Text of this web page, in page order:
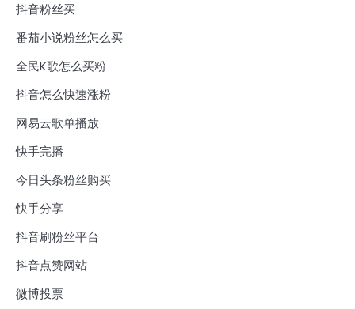
抖音粉丝买
番茄小说粉丝怎么买
全民K歌怎么买粉
抖音怎么快速涨粉
网易云歌单播放
快手完播
今日头条粉丝购买
快手分享
抖音刷粉丝平台
抖音点赞网站
微博投票